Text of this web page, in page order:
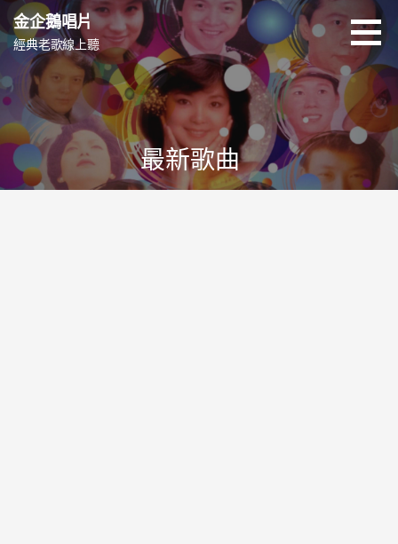
至
主
要
內
金企鵝唱片
經典老歌線上聽
最新歌曲